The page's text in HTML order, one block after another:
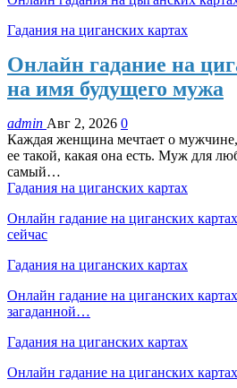
Гадания на циганских картах
Онлайн гадание на
на имя будущего мужа
admin Авг 2, 2026 0
Каждая женщина мечтает о
ее такой, какая она есть. Муж для
самый…
Гадания на циганских картах
Онлайн гадание на циганских
сейчас
Гадания на циганских картах
Онлайн гадание на циганских
загаданной…
Гадания на циганских картах
Онлайн гадание на циганских